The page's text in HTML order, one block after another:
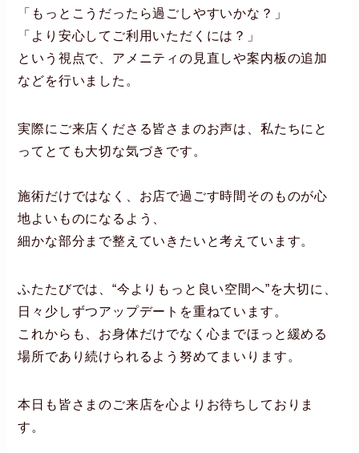
「もっとこうだったら過ごしやすいかな？」
「より安心してご利用いただくには？」
という視点で、アメニティの見直しや案内板の追加
などを行いました。
実際にご来店くださる皆さまのお声は、私たちにと
ってとても大切な気づきです。
施術だけではなく、お店で過ごす時間そのものが心
地よいものになるよう、
細かな部分まで整えていきたいと考えています。
ふたたびでは、“今よりもっと良い空間へ”を大切に、
日々少しずつアップデートを重ねています。
これからも、お身体だけでなく心までほっと緩める
場所であり続けられるよう努めてまいります。
本日も皆さまのご来店を心よりお待ちしておりま
す。